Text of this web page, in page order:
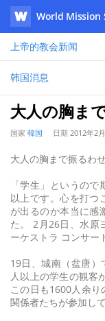
WATV
World Mission
上帝的教会新闻
韩国消息
大人の胸ま
国家 韓国 日期 2012年2
大人の胸まで振るわ
「学生」というの
以上です。心を打つ
が出るのか本当に感
た。 2月26日、水原
ーケストラ コンサー
19日、城南（盆唐
人以上の学生の観客
この日も1600人余
関係者たちが参加し